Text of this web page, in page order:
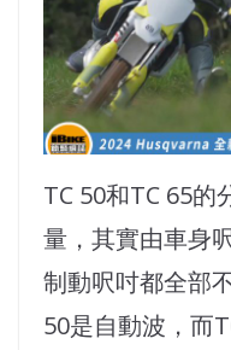
TC 50和TC 65的
量，其實由車身
制動呎吋都全部
50是自動波，而